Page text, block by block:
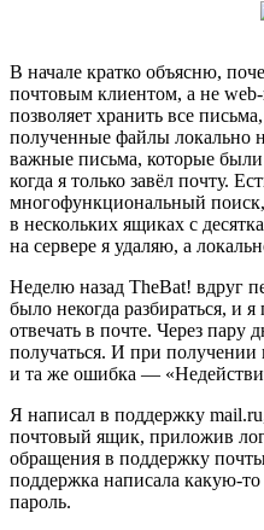
В начале кратко объясню,
почтовым клиентом, а не
позволяет хранить все
полученные файлы локально
важные письма, которые
когда я только завёл почту.
многофункциональный
в нескольких ящиках с
на сервере я удаляю, а
Неделю назад TheBat! вдруг
было некогда разбираться, и
отвечать в почте. Через пару
получаться. И при получении
и та же ошибка —
Я написал в поддержку
почтовый ящик, приложив
обращения в поддержку
поддержка написала какую-
пароль.